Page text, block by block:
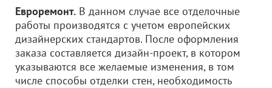
Евроремонт. В данном случае все отделочные
работы производятся с учетом европейских
дизайнерских стандартов. После оформления
заказа составляется дизайн-проект, в котором
указываются все желаемые изменения, в том
числе способы отделки стен, необходимость